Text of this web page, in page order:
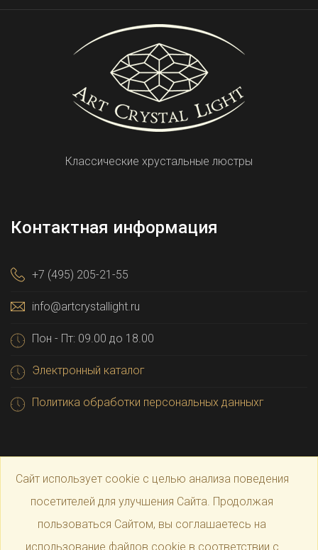
Классические хрустальные люстры
Контактная информация
+7 (495) 205-21-55
info@artcrystallight.ru
Пон - Пт: 09.00 до 18.00
Электронный каталог
Политика обработки персональных данныхг
Сайт использует cookie с целью анализа поведения
посетителей для улучшения Сайта. Продолжая
пользоваться Сайтом, вы соглашаетесь на
использование файлов cookie в соответствии с